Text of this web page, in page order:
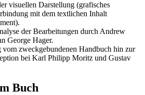
visuellen Darstellung (grafisches
mit dem textlichen Inhalt
der Bearbeitungen durch Andrew
George Hager.
zweckgebundenen Handbuch hin zur
bei Karl Philipp Moritz und Gustav
Buch